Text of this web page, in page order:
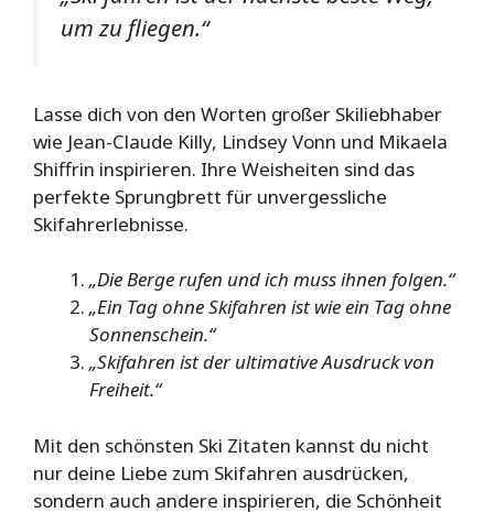
um zu fliegen.“
Lasse dich von den Worten großer Skiliebhaber
wie Jean-Claude Killy, Lindsey Vonn und Mikaela
Shiffrin inspirieren. Ihre Weisheiten sind das
perfekte Sprungbrett für unvergessliche
Skifahrerlebnisse.
„Die Berge rufen und ich muss ihnen folgen.“
„Ein Tag ohne Skifahren ist wie ein Tag ohne
Sonnenschein.“
„Skifahren ist der ultimative Ausdruck von
Freiheit.“
Mit den schönsten Ski Zitaten kannst du nicht
nur deine Liebe zum Skifahren ausdrücken,
sondern auch andere inspirieren, die Schönheit